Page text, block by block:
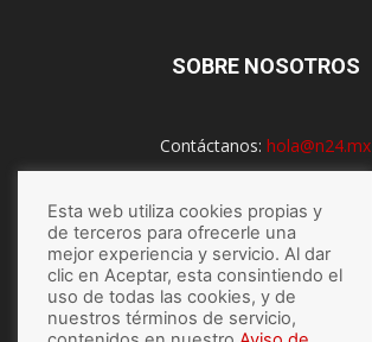
SOBRE NOSOTROS
Contáctanos: hola@n24.mx
SÍGUENOS
Esta web utiliza cookies propias y
de terceros para ofrecerle una
mejor experiencia y servicio. Al dar
clic en Aceptar, esta consintiendo el
uso de todas las cookies, y de
nuestros términos de servicio,